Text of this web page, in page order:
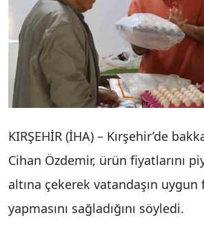
KIRŞEHİR (İHA) – Kırşehir’de
Cihan Özdemir, ürün fiyatlarını
altına çekerek vatandaşın uygun
yapmasını sağladığını söyledi.